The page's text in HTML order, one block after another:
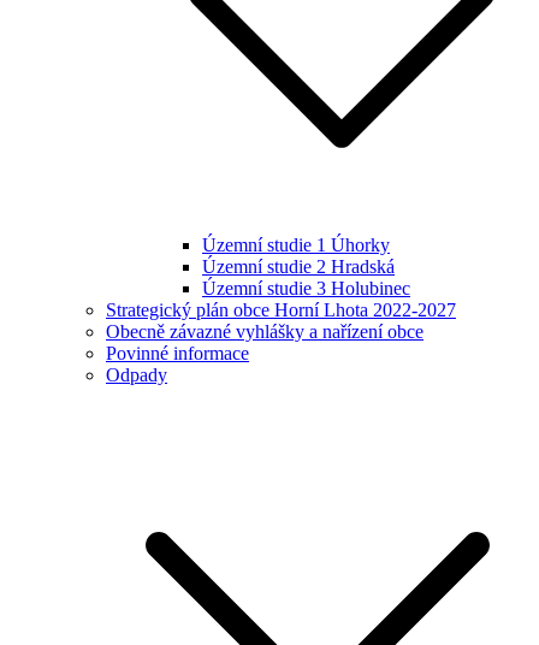
Územní studie 1 Úhorky
Územní studie 2 Hradská
Územní studie 3 Holubinec
Strategický plán obce Horní Lhota 2022-2027
Obecně závazné vyhlášky a nařízení obce
Povinné informace
Odpady